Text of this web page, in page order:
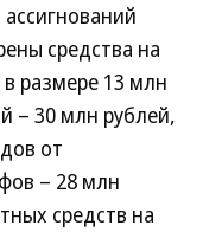
средства на
размере 13 млн
– 30 млн рублей,
от
– 28 млн
средств на